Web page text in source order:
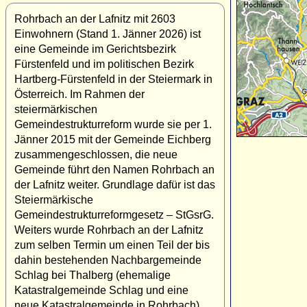
Rohrbach an der Lafnitz mit 2603
Einwohnern (Stand 1. Jänner 2026) ist
eine Gemeinde im Gerichtsbezirk
Fürstenfeld und im politischen Bezirk
Hartberg-Fürstenfeld in der Steiermark in
Österreich. Im Rahmen der
steiermärkischen
Gemeindestrukturreform wurde sie per 1.
Jänner 2015 mit der Gemeinde Eichberg
zusammengeschlossen, die neue
Gemeinde führt den Namen Rohrbach an
der Lafnitz weiter. Grundlage dafür ist das
Steiermärkische
Gemeindestrukturreformgesetz – StGsrG.
Weiters wurde Rohrbach an der Lafnitz
zum selben Termin um einen Teil der bis
dahin bestehenden Nachbargemeinde
Schlag bei Thalberg (ehemalige
Katastralgemeinde Schlag und eine